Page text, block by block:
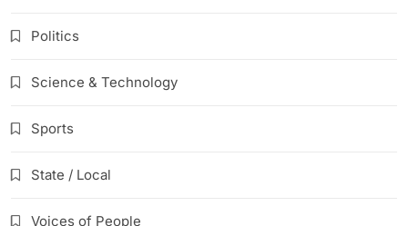
Politics
Science & Technology
Sports
State / Local
Voices of People